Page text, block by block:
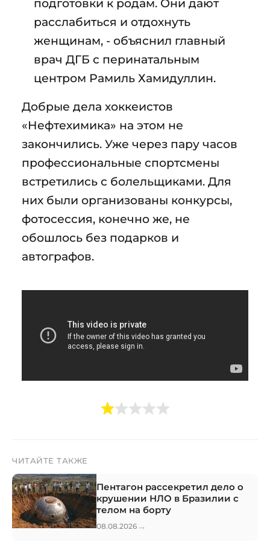
подготовки к родам. Они дают
расслабиться и отдохнуть
женщинам, - объяснил главный
врач ДГБ с перинатальным
центром Рамиль Хамидуллин.
Добрые дела хоккеистов
«Нефтехимика» на этом не
закончились. Уже через пару часов
профессиональные спортсмены
встретились с болельщиками. Для
них были организованы конкурсы,
фотосессия, конечно же, не
обошлось без подарков и
автографов.
ЧИТАЙТЕ ТАКЖЕ
Пентагон рассекретил дело о
крушении НЛО в Бразилии с
телом на борту
08.08.2026 →